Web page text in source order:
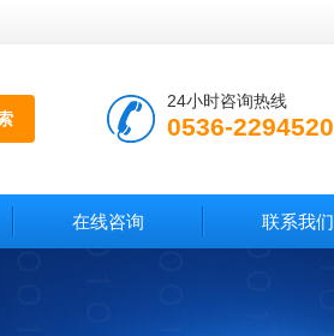
24小时咨询热线
0536-2294520
在线咨询 联系我们